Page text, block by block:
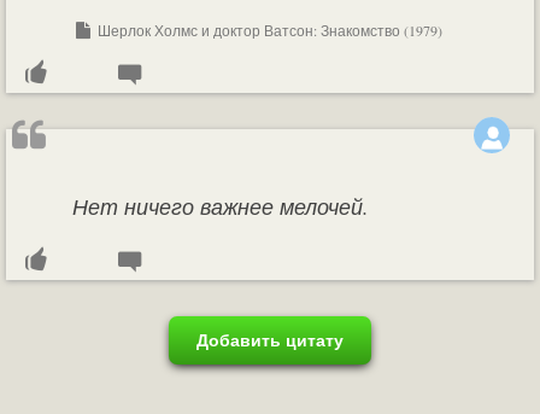
Шерлок Холмс и доктор Ватсон: Знакомство (1979)
Нет ничего важнее мелочей.
Добавить цитату